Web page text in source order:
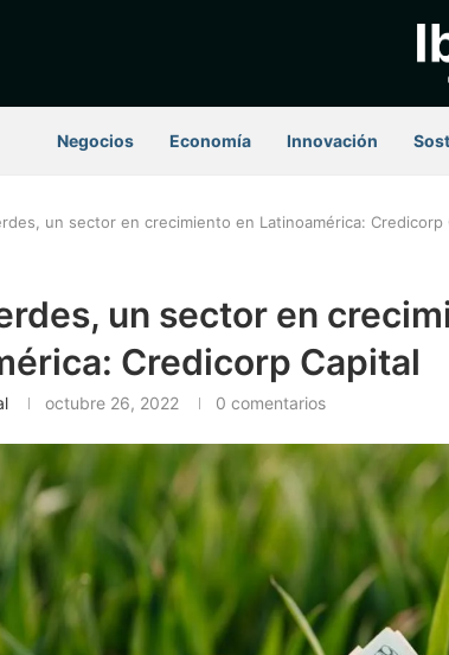
Negocios Economía Innovación
un sector en crecimiento en Latinoamérica: Credicorp
un sector en
Credicorp Capital
octubre 26, 2022 0 comentarios